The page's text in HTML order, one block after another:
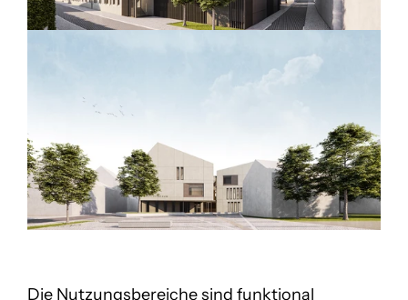
Die Nutzungsbereiche sind funktional